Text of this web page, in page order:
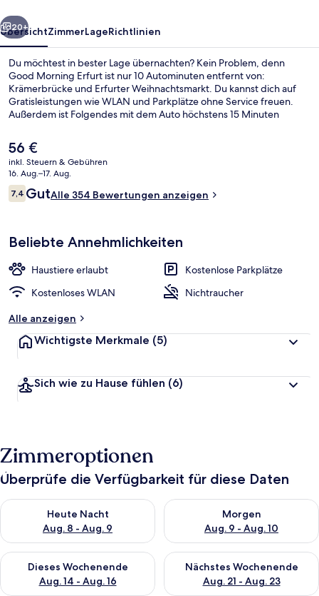
Weiter
20+
ÜbersichtZimmerLageRichtlinien
Du möchtest in bester Lage übernachten? Kein Problem, denn
Good Morning Erfurt ist nur 10 Autominuten entfernt von:
Krämerbrücke und Erfurter Weihnachtsmarkt. Du kannst dich auf
Gratisleistungen wie WLAN und Parkplätze ohne Service freuen.
Außerdem ist Folgendes mit dem Auto höchstens 15 Minuten
Der
aktuelle
Preis
beträgt
56 €.
56 €
inkl. Steuern & Gebühren
16. Aug.–17. Aug.
Bewertungen
7,47,4 von 10.
GutAlle 354 Bewertungen anzeigen
Beliebte Annehmlichkeiten
Haustiere erlaubt
Kostenlose Parkplätze
Kostenloses WLAN
Nichtraucher
Alle anzeigen
Wichtigste Merkmale (5)
Sich wie zu Hause fühlen (6)
Zimmeroptionen
Überprüfe die Verfügbarkeit für diese Daten
Heute Nacht
Aug. 8 - Aug. 9
Überprüfe die Verfügbarkeit für heute Nacht, Aug. 8 - Aug. 9.
Morgen
Aug. 9 - Aug. 10
Überprüfe die Verfügbarkeit
Dieses Wochenende
Aug. 14 - Aug. 16
Überprüfe die Verfügbarkeit für dieses Wochenende, Aug. 14
Nächstes Wochenende
Aug. 21 - Aug. 23
Überprüfe die Verfügbarkeit